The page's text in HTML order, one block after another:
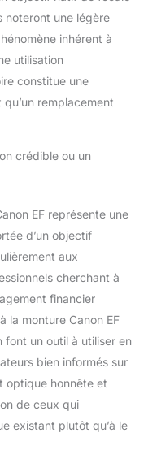
noteront une légère
inhérent à
utilisation
constitue une
remplacement
crédible ou un
EF représente une
d’un objectif
aux
cherchant à
financier
la monture Canon EF
font un outil à utiliser en
bien informés sur
optique honnête et
de ceux qui
existant plutôt qu’à le